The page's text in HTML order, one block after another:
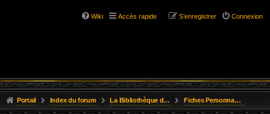
Wiki Accès rapide Connexion
S’enregistrer
Portail Index du forum La Bibliothèque de l'Aube Fiches Personnages Inscription